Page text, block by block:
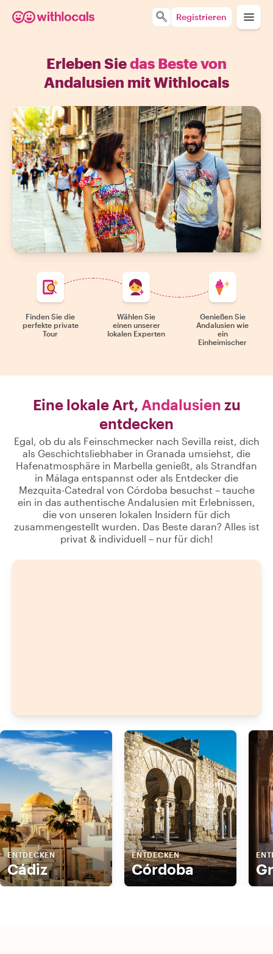
Registrieren
Erleben Siedas Beste von
Andalusien mit Withlocals
Finden Sie die
perfekte private
Tour
Wählen Sie
einen unserer
lokalen Experten
Genießen Sie
Andalusien wie
ein
Einheimischer
Eine lokale Art, Andalusien zu
entdecken
Egal, ob du als Feinschmecker nach Sevilla reist, dich
als Geschichtsliebhaber in Granada umsiehst, die
Hafenatmosphäre in Marbella genießt, als Strandfan
in Málaga entspannst oder als Entdecker die
Mezquita-Catedral von Córdoba besuchst – tauche
ein in das authentische Andalusien mit Erlebnissen,
die von unseren lokalen Insidern für dich
zusammengestellt wurden. Das Beste daran? Alles ist
privat & individuell – nur für dich!
ENTDECKEN
Cádiz
ENTDECKEN
Córdoba